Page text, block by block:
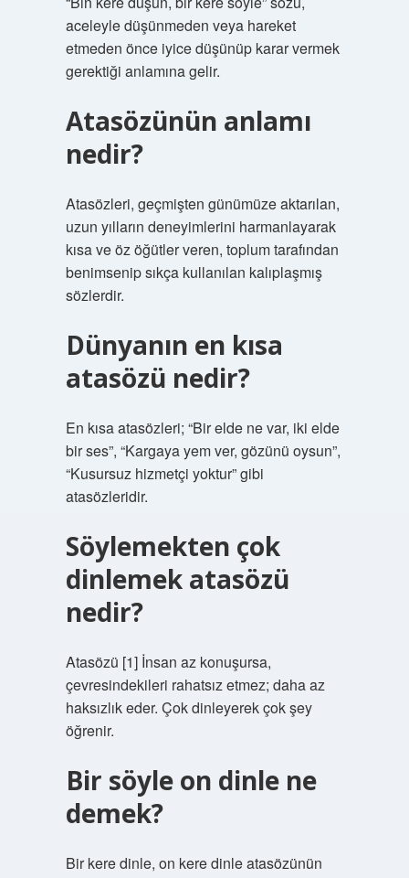
aceleyle düşünmeden veya hareket
etmeden önce iyice düşünüp karar vermek
gerektiği anlamına gelir.
Atasözünün anlamı
nedir?
Atasözleri, geçmişten günümüze aktarılan,
uzun yılların deneyimlerini harmanlayarak
kısa ve öz öğütler veren, toplum tarafından
benimsenip sıkça kullanılan kalıplaşmış
sözlerdir.
Dünyanın en kısa
atasözü nedir?
En kısa atasözleri; “Bir elde ne var, iki elde
bir ses”, “Kargaya yem ver, gözünü oysun”,
“Kusursuz hizmetçi yoktur” gibi
atasözleridir.
Söylemekten çok
dinlemek atasözü
nedir?
Atasözü [1] İnsan az konuşursa,
çevresindekileri rahatsız etmez; daha az
haksızlık eder. Çok dinleyerek çok şey
öğrenir.
Bir söyle on dinle ne
demek?
Bir kere dinle, on kere dinle atasözünün